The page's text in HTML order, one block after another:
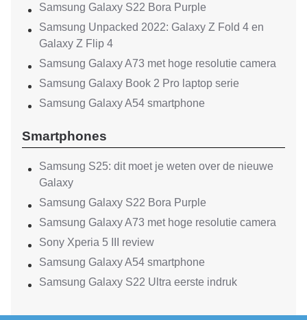
Samsung Galaxy S22 Bora Purple
Samsung Unpacked 2022: Galaxy Z Fold 4 en
Galaxy Z Flip 4
Samsung Galaxy A73 met hoge resolutie camera
Samsung Galaxy Book 2 Pro laptop serie
Samsung Galaxy A54 smartphone
Smartphones
Samsung S25: dit moet je weten over de nieuwe
Galaxy
Samsung Galaxy S22 Bora Purple
Samsung Galaxy A73 met hoge resolutie camera
Sony Xperia 5 III review
Samsung Galaxy A54 smartphone
Samsung Galaxy S22 Ultra eerste indruk